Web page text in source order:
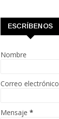
ESCRÍBENOS
Nombre
Correo electrónico
Mensaje *